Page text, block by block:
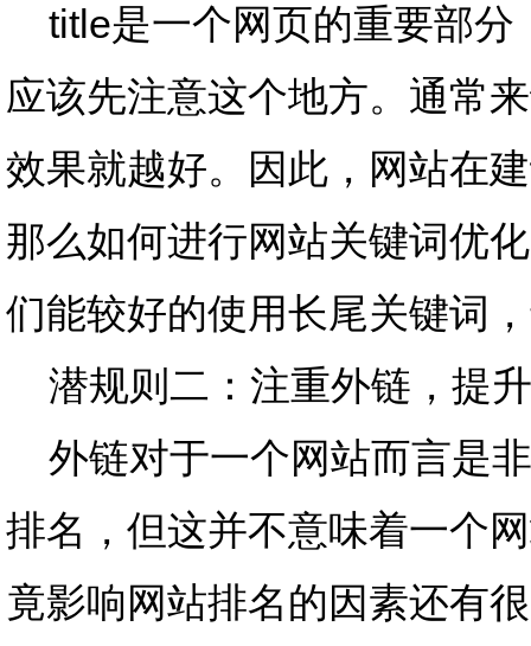
title是一个网页的重要部分
应该先注意这个地方。通常
效果就越好。因此，网站在
那么如何进行网站关键词优
们能较好的使用长尾关键词
潜规则二：注重外链，提
外链对于一个网站而言是
排名，但这并不意味着一个
竟影响网站排名的因素还有